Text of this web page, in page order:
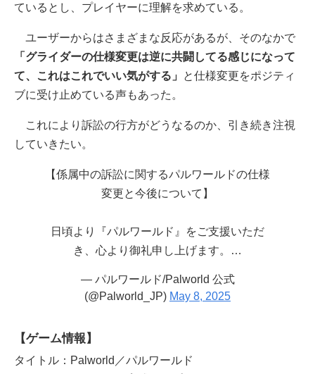
ているとし、プレイヤーに理解を求めている。
ユーザーからはさまざまな反応があるが、そのなかで
「グライダーの仕様変更は逆に共闘してる感じになって
て、これはこれでいい気がする」
と仕様変更をポジティ
ブに受け止めている声もあった。
これにより訴訟の行方がどうなるのか、引き続き注視
していきたい。
【係属中の訴訟に関するパルワールドの仕様
変更と今後について】
日頃より『パルワールド』をご支援いただ
き、心より御礼申し上げます。…
— パルワールド/Palworld 公式
(@Palworld_JP) May 8, 2025
【ゲーム情報】
タイトル：Palworld／パルワールド